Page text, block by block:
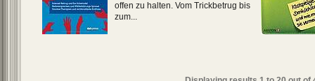
offen zu halten. Vom Trickbetrug bis
zum...